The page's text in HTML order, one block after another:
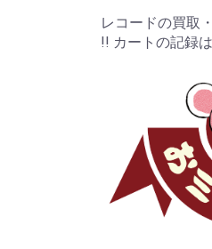
レコードの買取
!! カートの記録